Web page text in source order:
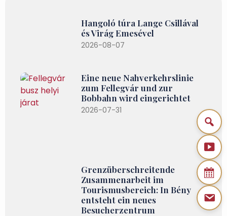
Hangoló túra Lange Csillával
és Virág Emesével
2026-08-07
Eine neue Nahverkehrslinie
zum Fellegvár und zur
Bobbahn wird eingerichtet
2026-07-31
Grenzüberschreitende
Zusammenarbeit im
Tourismusbereich: In Bény
entsteht ein neues
Besucherzentrum